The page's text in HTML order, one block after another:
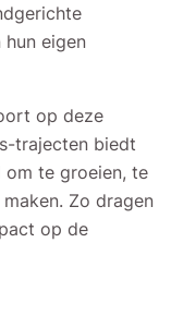
eigen
op deze
trajecten biedt
om te groeien, te
Zo dragen
op de